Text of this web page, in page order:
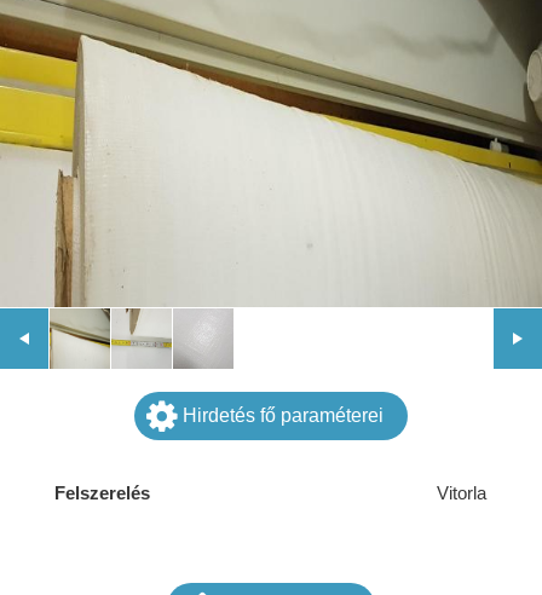
Hirdetés fő paraméterei
Felszerelés Vitorla